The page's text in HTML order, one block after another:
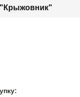
"Крыжовник"